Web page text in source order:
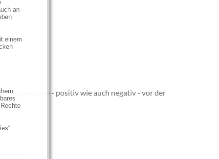
an
einem
Kommentare - positiv wie auch negativ - vor der